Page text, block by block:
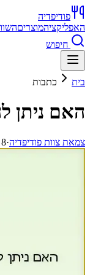
פודיפדיה
האפליקציהמוצרים
חיפוש
בית כתבות
האם ניתן
צמאת צוות פודיפדיה·8 באוקטובר 2024